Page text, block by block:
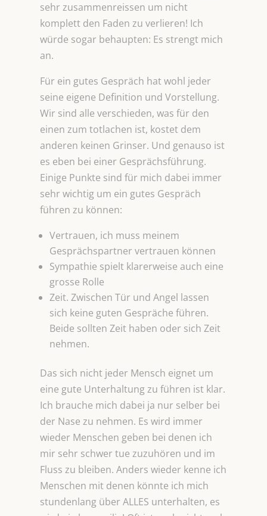
sehr zusammenreissen um nicht
komplett den Faden zu verlieren! Ich
würde sogar behaupten: Es strengt mich
an.
Für ein gutes Gespräch hat wohl jeder
seine eigene Definition und Vorstellung.
Wir sind alle verschieden, was für den
einen zum totlachen ist, kostet dem
anderen keinen Grinser. Und genauso ist
es eben bei einer Gesprächsführung.
Einige Punkte sind für mich dabei immer
sehr wichtig um ein gutes Gespräch
führen zu können:
Vertrauen, ich muss meinem
Gesprächspartner vertrauen können
Sympathie spielt klarerweise auch eine
grosse Rolle
Zeit. Zwischen Tür und Angel lassen
sich keine guten Gespräche führen.
Beide sollten Zeit haben oder sich Zeit
nehmen.
Das sich nicht jeder Mensch eignet um
eine gute Unterhaltung zu führen ist klar.
Ich brauche mich dabei ja nur selber bei
der Nase zu nehmen. Es wird immer
wieder Menschen geben bei denen ich
mir sehr schwer tue zuzuhören und im
Fluss zu bleiben. Anders wieder kenne ich
Menschen mit denen könnte ich mich
stundenlang über ALLES unterhalten, es